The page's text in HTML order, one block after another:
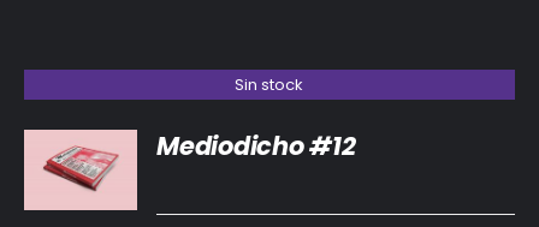
Sin stock
DETALLES
Mediodicho #12